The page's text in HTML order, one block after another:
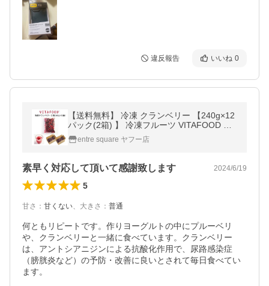
違反報告 いいね 0
【送料無料】 冷凍 クランベリー 【240g×12
パック(2箱) 】 冷凍フルーツ VITAFOOD 樹
の上完熟 果物 スムージー 【代引不可】 【ク
ール便でお届け】
entre square ヤフー店
素早く対応して頂いて感謝致します 2024/6/19
5
甘さ ： 甘くない、 大きさ ： 普通
何ともリピートです。作りヨーグルトの中にプルーベリ
や、クランベリーと一緒に食べています。クランベリー
は、アントシアニジンによる抗酸化作用で、尿路感染症
（膀胱炎など）の予防・改善に良いとされて毎日食べてい
ます。